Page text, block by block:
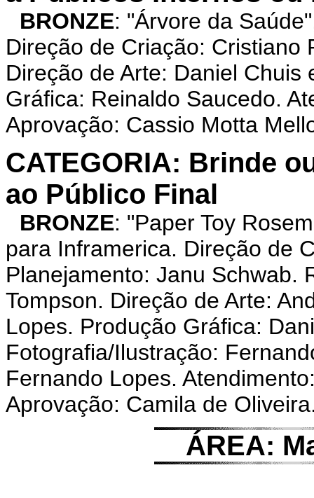
BRONZE: "Árvore da
Direção de Criação: Cristiano
Direção de Arte: Daniel Chuis
Gráfica: Reinaldo Saucedo.
Aprovação: Cassio Motta
CATEGORIA: Brinde
ao Público Final
BRONZE: "Paper Toy
para Inframerica. Direção de
Planejamento: Janu Schwab.
Tompson. Direção de Arte:
Lopes. Produção Gráfica:
Fotografia/Ilustração:
Fernando Lopes.
Aprovação: Camila de
ÁREA: